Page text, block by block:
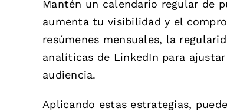
Mantén un calendario regular de
aumenta tu visibilidad y el
resúmenes mensuales, la
analíticas de LinkedIn para
audiencia.
Aplicando estas estrategias,